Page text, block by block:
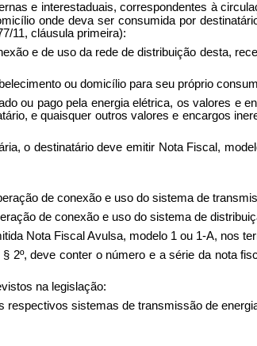
e interestaduais, correspondentes à
onde deva ser consumida por
11, cláusula primeira):
e de uso da rede de distribuição desta,
ou domicílio para seu próprio
ou pago pela energia elétrica, os valores e
e quaisquer outros valores e encargos
o destinatário deve emitir Nota Fiscal,
de conexão e uso do sistema de
de conexão e uso do sistema de
Nota Fiscal Avulsa, modelo 1 ou 1-A, nos
deve conter o número e a série da nota
na legislação:
sistemas de transmissão de